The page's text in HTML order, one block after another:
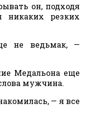
он, подходя
резких
не ведьмак, —
Медальона еще
мужчина.
— я все